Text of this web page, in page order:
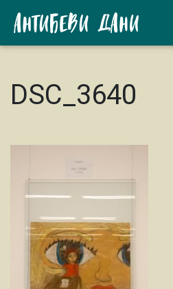
DSC_3640